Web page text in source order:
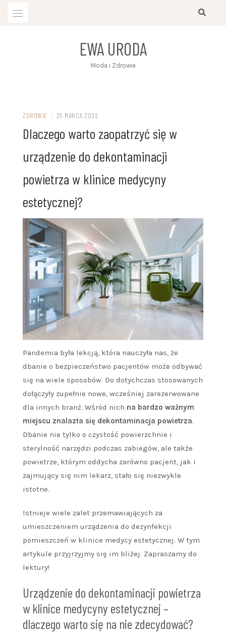
EWA URODA
Moda i Zdrowie
ZDROWIE / 25 MARCA 2022
Dlaczego warto zaopatrzyć się w
urządzenie do dekontaminacji
powietrza w klinice medycyny
estetycznej?
Pandemia była lekcją, która nauczyła nas, że
dbanie o bezpieczeństwo pacjentów może odbywać
się na wiele sposobów. Do dotychczas stosowanych
dołączyły zupełnie nowe, wcześniej zarezerwowane
dla innych branż. Wśród nich na bardzo ważnym
miejscu znalazła się dekontaminacja powietrza.
Dbanie nie tylko o czystość powierzchnie i
sterylność narzędzi podczas zabiegów, ale także
powietrze, którym oddycha zarówno pacjent, jak i
zajmujący się nim lekarz, stało się niezwykle
istotne.
Istnieje wiele zalet przemawiających za
umieszczeniem urządzenia do dezynfekcji
pomieszczeń w klinice medycy estetycznej. W tym
artykule przyjrzyjmy się im bliżej. Zapraszamy do
lektury!
Urządzenie do dekontaminacji powietrza
w klinice medycyny estetycznej –
dlaczego warto się na nie zdecydować?